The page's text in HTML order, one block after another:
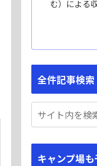
む）による
全件記事検索
キャンプ場